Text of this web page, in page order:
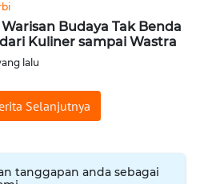
Budaya Tak Benda
Kuliner sampai Wastra
lalu
Selanjutnya
tanggapan anda sebagai